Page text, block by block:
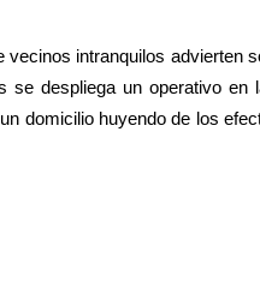
intranquilos advierten
despliega un operativo en
domicilio huyendo de los